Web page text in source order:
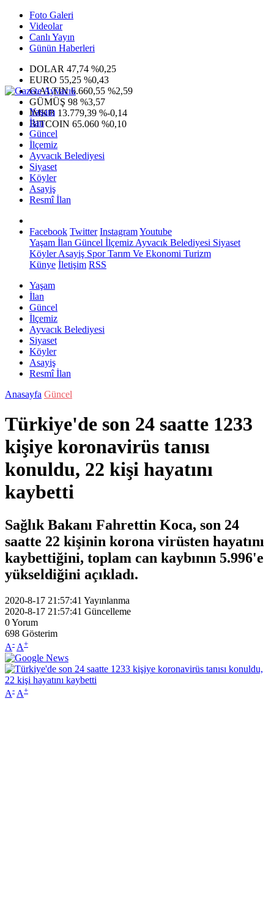
Foto Galeri
Videolar
Canlı Yayın
Günün Haberleri
DOLAR 47,74 %0,25
EURO 55,25 %0,43
G.ALTIN6.660,55 %2,59
GÜMÜŞ 98 %3,57
IMKB 13.779,39 %-0,14
BITCOIN 65.060 %0,10
Yaşam
İlan
Güncel
İlçemiz
Ayvacık Belediyesi
Siyaset
Köyler
Asayiş
Resmî İlan
Facebook Twitter InstagramYoutube
Yaşam İlan Güncel İlçemiz Ayvacık Belediyesi Siyaset
KöylerAsayiş SporTarım Ve Ekonomi Turizm
Künye İletişim RSS
Yaşam
İlan
Güncel
İlçemiz
Ayvacık Belediyesi
Siyaset
Köyler
Asayiş
Resmî İlan
Anasayfa Güncel
Türkiye'de son 24 saatte 1233
kişiye koronavirüs tanısı
konuldu, 22 kişi hayatını
kaybetti
Sağlık Bakanı Fahrettin Koca, son 24
saatte 22 kişinin korona virüsten hayatını
kaybettiğini, toplam can kaybının 5.996'e
yükseldiğini açıkladı.
2020-8-17 21:57:41 Yayınlanma
2020-8-17 21:57:41 Güncelleme
0Yorum
698 Gösterim
A- A+
A- A+